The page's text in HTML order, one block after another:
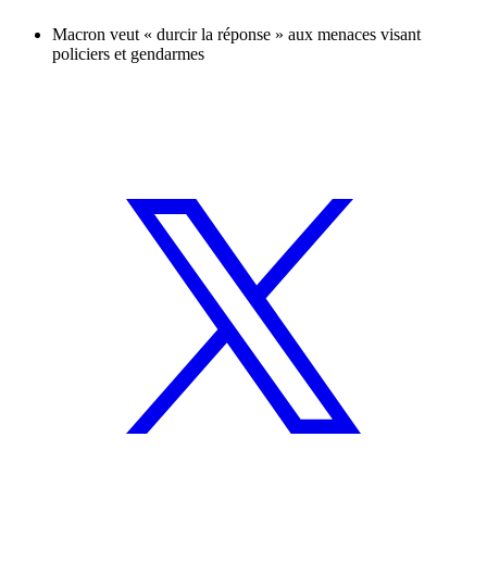
Macron veut « durcir la réponse » aux menaces visant
policiers et gendarmes